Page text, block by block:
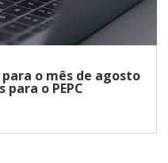
o mês de agosto
o PEPC